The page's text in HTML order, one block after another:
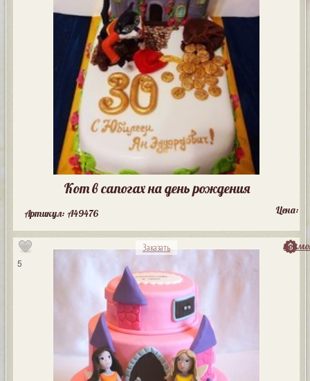
Кот в сапогах на день рождения
Артикул: A49476 Цена:
5
Заказать